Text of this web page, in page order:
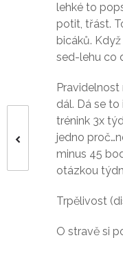
lehké to
potit, třást.
bicáků.
sed-lehu co
dál. Dá se
trénink 3x
jedno
minus 45
otázkou
Trpělivost
O stravě si